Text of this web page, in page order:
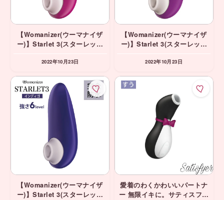
【Womanizer(ウーマナイザ
ー)】Starlet 3(スターレット
2022年10月23日
【Womanizer(ウーマナイザ
ー)】Starlet 3(スターレット
ブ
2022年10月23日
【Womanizer(ウーマナイザ
ー)】Starlet 3(スターレット
愛着のわくかわいいパートナ
ー 無限イキに。サティスファ